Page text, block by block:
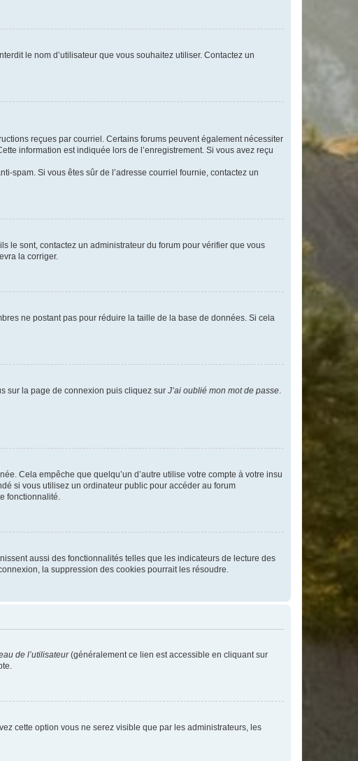
le nom d’utilisateur que vous souhaitez utiliser. Contactez un
reçues par courriel. Certains forums peuvent également nécessiter
information est indiquée lors de l’enregistrement. Si vous avez reçu
spam. Si vous êtes sûr de l’adresse courriel fournie, contactez un
le sont, contactez un administrateur du forum pour vérifier que vous
la corriger.
ne postant pas pour réduire la taille de la base de données. Si cela
sur la page de connexion puis cliquez sur J’ai oublié mon mot de passe.
Cela empêche que quelqu’un d’autre utilise votre compte à votre insu
si vous utilisez un ordinateur public pour accéder au forum
fonctionnalité.
aussi des fonctionnalités telles que les indicateurs de lecture des
la suppression des cookies pourrait les résoudre.
de l’utilisateur(généralement ce lien est accessible en cliquant sur
cette option vous ne serez visible que par les administrateurs, les